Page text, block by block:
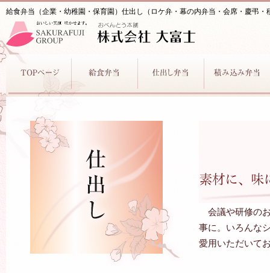
給食弁当（企業・幼稚園・保育園）仕出し（ロケ弁・幕の内弁当・会席・慶弔
会議や研修の
事に。いろんな
愛用いただいて